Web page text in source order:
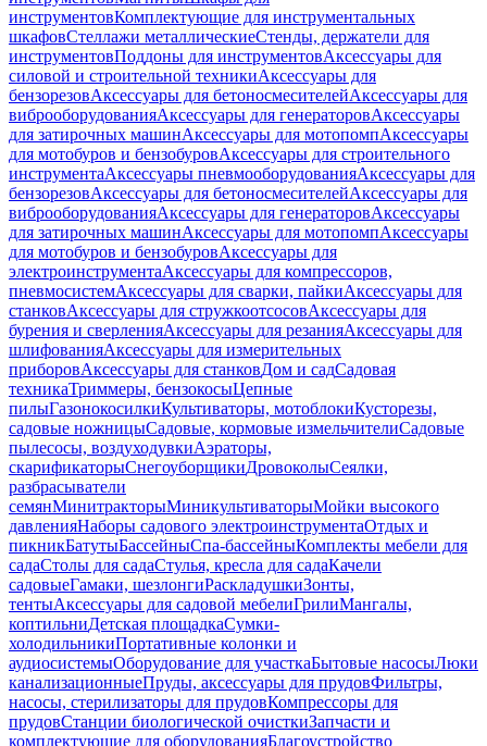
инструментовКомплектующие для инструментальных
шкафовСтеллажи металлическиеСтенды, держатели для
инструментовПоддоны для инструментовАксессуары для
силовой и строительной техникиАксессуары для
бензорезовАксессуары для бетоносмесителейАксессуары для
виброоборудованияАксессуары для генераторовАксессуары
для затирочных машинАксессуары для мотопомпАксессуары
для мотобуров и бензобуровАксессуары для строительного
инструментаАксессуары пневмооборудованияАксессуары для
бензорезовАксессуары для бетоносмесителейАксессуары для
виброоборудованияАксессуары для генераторовАксессуары
для затирочных машинАксессуары для мотопомпАксессуары
для мотобуров и бензобуровАксессуары для
электроинструментаАксессуары для компрессоров,
пневмосистемАксессуары для сварки, пайкиАксессуары для
станковАксессуары для стружкоотсосовАксессуары для
бурения и сверленияАксессуары для резанияАксессуары для
шлифованияАксессуары для измерительных
приборовАксессуары для станковДом и садСадовая
техникаТриммеры, бензокосыЦепные
пилыГазонокосилкиКультиваторы, мотоблокиКусторезы,
садовые ножницыСадовые, кормовые измельчителиСадовые
пылесосы, воздуходувкиАэраторы,
скарификаторыСнегоуборщикиДровоколыСеялки,
разбрасыватели
семянМинитракторыМиникультиваторыМойки высокого
давленияНаборы садового электроинструментаОтдых и
пикникБатутыБассейныСпа-бассейныКомплекты мебели для
садаСтолы для садаСтулья, кресла для садаКачели
садовыеГамаки, шезлонгиРаскладушкиЗонты,
тентыАксессуары для садовой мебелиГрилиМангалы,
коптильниДетская площадкаСумки-
холодильникиПортативные колонки и
аудиосистемыОборудование для участкаБытовые насосыЛюки
канализационныеПруды, аксессуары для прудовФильтры,
насосы, стерилизаторы для прудовКомпрессоры для
прудовСтанции биологической очисткиЗапчасти и
комплектующие для оборудованияБлагоустройство